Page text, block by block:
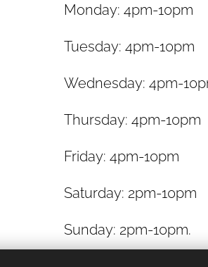
Monday: 4pm-10pm
Tuesday: 4pm-10pm
Wednesday: 4pm-
Thursday: 4pm-10pm
Friday: 4pm-10pm
Saturday: 2pm-10pm
Sunday: 2pm-10pm.